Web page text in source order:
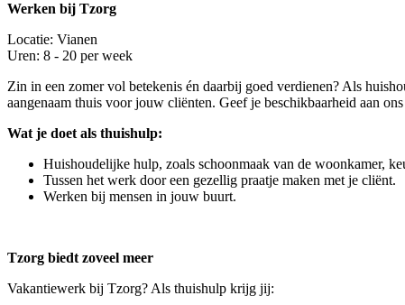
Werken bij Tzorg
Locatie: Vianen
Uren: 8 - 20 per week
Zin in een zomer vol betekenis én daarbij goed verdienen? Als
aangenaam thuis voor jouw cliënten. Geef je beschikbaarheid aan
Wat je doet als thuishulp:
Huishoudelijke hulp, zoals schoonmaak van de woonkamer,
Tussen het werk door een gezellig praatje maken met je cliënt.
Werken bij mensen in jouw buurt.
Tzorg biedt zoveel meer
Vakantiewerk bij Tzorg? Als thuishulp krijg jij: